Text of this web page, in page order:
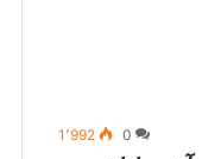
0 1٬992